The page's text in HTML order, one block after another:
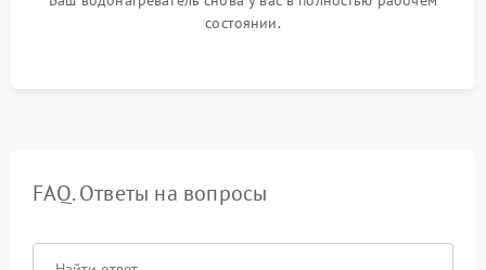
состоянии.
FAQ. Ответы на вопросы